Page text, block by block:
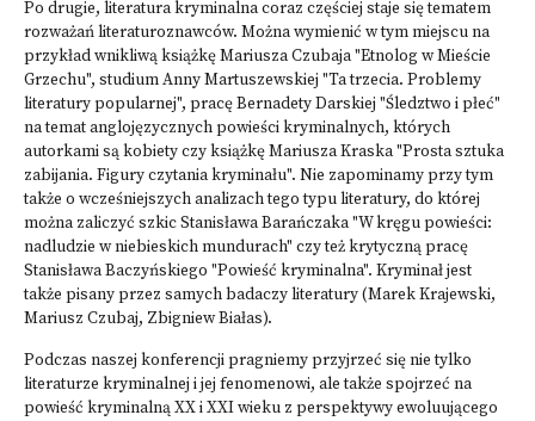
Po drugie, literatura kryminalna coraz częściej staje się tematem
rozważań literaturoznawców. Można wymienić w tym miejscu na
przykład wnikliwą książkę Mariusza Czubaja "Etnolog w Mieście
Grzechu", studium Anny Martuszewskiej "Ta trzecia. Problemy
literatury popularnej", pracę Bernadety Darskiej "Śledztwo i płeć"
na temat anglojęzycznych powieści kryminalnych, których
autorkami są kobiety czy książkę Mariusza Kraska "Prosta sztuka
zabijania. Figury czytania kryminału". Nie zapominamy przy tym
także o wcześniejszych analizach tego typu literatury, do której
można zaliczyć szkic Stanisława Barańczaka "W kręgu powieści:
nadludzie w niebieskich mundurach" czy też krytyczną pracę
Stanisława Baczyńskiego "Powieść kryminalna". Kryminał jest
także pisany przez samych badaczy literatury (Marek Krajewski,
Mariusz Czubaj, Zbigniew Białas).
Podczas naszej konferencji pragniemy przyjrzeć się nie tylko
literaturze kryminalnej i jej fenomenowi, ale także spojrzeć na
powieść kryminalną XX i XXI wieku z perspektywy ewoluującego